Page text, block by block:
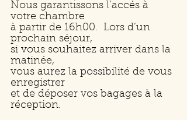
Nous garantissons l’accés à
votre chambre
à partir de 16h00. Lors d’un
prochain séjour,
si vous souhaitez arriver dans la
matinée,
vous aurez la possibilité de vous
enregistrer
et de déposer vos bagages à la
réception.